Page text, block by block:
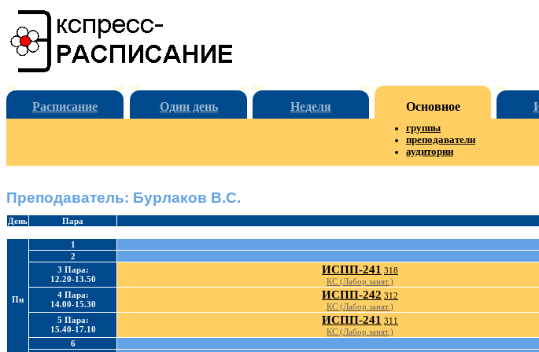
Расписание Один день Неделя Основное
группы
преподаватели
аудитории
Преподаватель: Бурлаков В.С.
День Пара
Пн
1
2
3 Пара:
12.20-13.50
ИСПП-241 318
КС (Лабор.занят.)
4 Пара:
14.00-15.30
ИСПП-242 312
КС (Лабор.занят.)
5 Пара:
15.40-17.10
ИСПП-241 311
КС (Лабор.занят.)
6